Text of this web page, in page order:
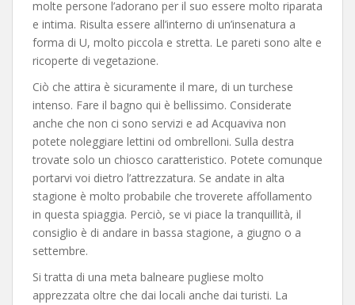
molte persone l’adorano per il suo essere molto riparata
e intima. Risulta essere all’interno di un’insenatura a
forma di U, molto piccola e stretta. Le pareti sono alte e
ricoperte di vegetazione.
Ciò che attira è sicuramente il mare, di un turchese
intenso. Fare il bagno qui è bellissimo. Considerate
anche che non ci sono servizi e ad Acquaviva non
potete noleggiare lettini od ombrelloni. Sulla destra
trovate solo un chiosco caratteristico. Potete comunque
portarvi voi dietro l’attrezzatura. Se andate in alta
stagione è molto probabile che troverete affollamento
in questa spiaggia. Perciò, se vi piace la tranquillità, il
consiglio è di andare in bassa stagione, a giugno o a
settembre.
Si tratta di una meta balneare pugliese molto
apprezzata oltre che dai locali anche dai turisti. La